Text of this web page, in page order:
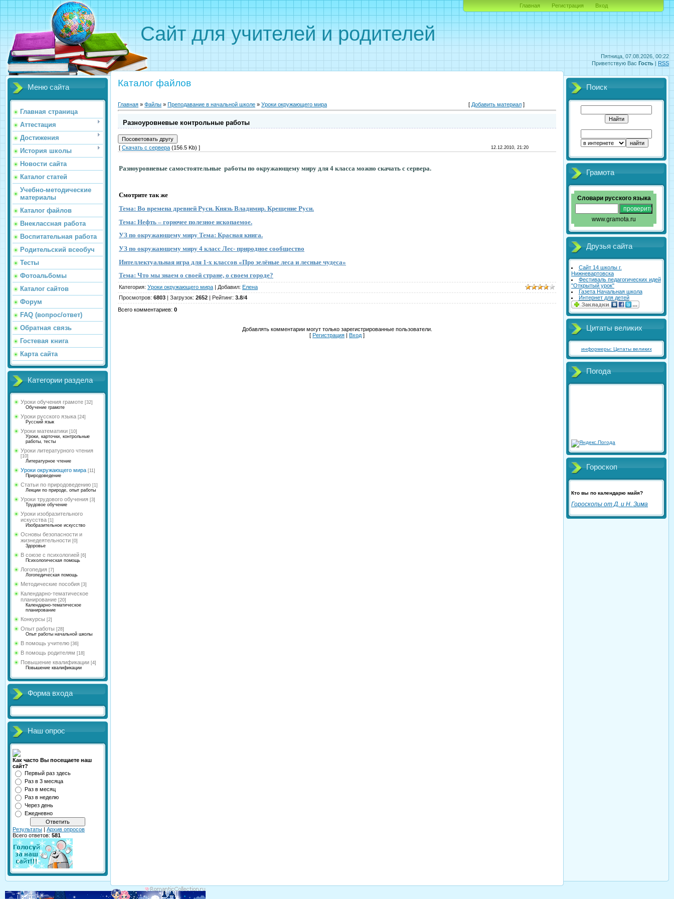
Пятница, 07.08.2026, 00:22
Приветствую Вас Гость | RSS
Сайт для учителей и родителей
Главная Регистрация Вход
Меню сайта
Главная страница
Аттестация
Достижения
История школы
Новости сайта
Каталог статей
Учебно-методические
материалы
Каталог файлов
Внеклассная работа
Воспитательная работа
Родительский всеобуч
Тесты
Фотоальбомы
Каталог сайтов
Форум
FAQ (вопрос/ответ)
Обратная связь
Гостевая книга
Карта сайта
Категории раздела
Уроки обучения грамоте [32]
Обучение грамоте
Уроки русского языка [24]
Русский язык
Уроки математики [10]
Уроки, карточки, контрольные
работы, тесты
Уроки литературного чтения
[10]
Литературное чтение
Уроки окружающего мира [11]
Природоведение
Статьи по природоведению [1]
Лекции по природе, опыт работы
Уроки трудового обучения [3]
Трудовое обучение
Уроки изобразительного
искусства [1]
Изобразительное искусство
Основы безопасности и
жизнедеятельности [0]
Здоровье
В союзе с психологией [6]
Психологическая помощь
Логопедия [7]
Логопедическая помощь
Методические пособия [3]
Календарно-тематическое
планирование [20]
Календарно-тематическое
планирование
Конкурсы [2]
Опыт работы [28]
Опыт работы начальной школы
В помощь учителю [36]
В помощь родителям [18]
Повышение квалификации [4]
Повышение квалификации
Форма входа
Наш опрос
Как часто Вы посещаете наш
сайт?
Первый раз здесь
Раз в 3 месяца
Раз в месяц
Раз в неделю
Через день
Ежедневно
Результаты | Архив опросов
Всего ответов: 581
Каталог файлов
Главная » Файлы » Преподавание в начальной школе » Уроки окружающего мира [ Добавить материал ]
Разноуровневые контрольные работы
[ Скачать с сервера (156.5 Kb) ] 12.12.2010, 21:20
Разноуровневые самостоятельные работы по окружающему миру для 4 класса можно скачать с сервера.
Смотрите так же
Тема: Во времена древней Руси. Князь Владимир. Крещение Руси.
Тема: Нефть – горючее полезное ископаемое.
УЗ по окружающему миру Тема: Красная книга.
УЗ по окружающему миру 4 класс Лес- природное сообщество
Интеллектуальная игра для 1-х классов «Про зелёные леса и лесные чудеса»
Тема: Что мы знаем о своей стране, о своем городе?
Категория: Уроки окружающего мира | Добавил: Елена
Просмотров: 6803 | Загрузок: 2652 | Рейтинг: 3.8/4
Всего комментариев: 0
Добавлять комментарии могут только зарегистрированные пользователи.
[ Регистрация | Вход ]
Поиск
Грамота
Словари русского языка
www.gramota.ru
Друзья сайта
Сайт 14 школы г.
Нижневартовска
Фестиваль педагогических идей
"Открытый урок"
Газета Начальная школа
Интернет для детей
Цитаты великих
информеры: Цитаты великих
Погода
Гороскоп
Кто вы по календарю майя?
Гороскопы от Д. и Н. Зима